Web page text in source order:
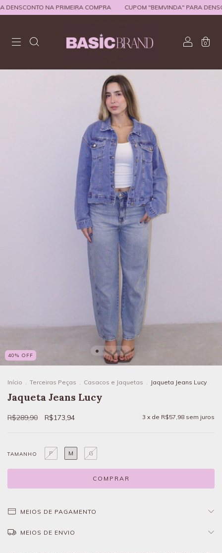
NA PRIMEIRA COMPRA CUPOM "BEMVINDA" PARA
0
40% OFF
Início . Terceiras Peças . Casacos e Jaquetas . Jaqueta Jeans Lucy
Jaqueta Jeans Lucy
R$289,90 R$173,94 3 x de R$57,98 sem juros
TAMANHO P M G
MEIOS DE PAGAMENTO
MEIOS DE ENVIO